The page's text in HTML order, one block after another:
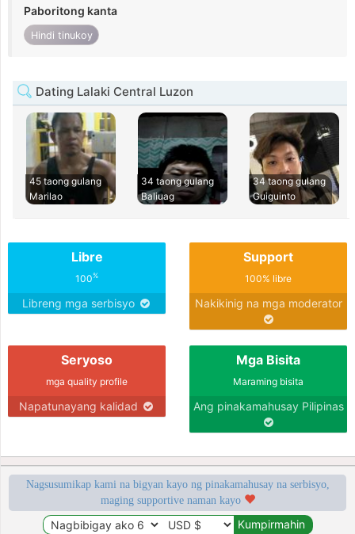
Paboritong kanta
Hindi tinukoy
Dating Lalaki Central Luzon
45 taong gulang
Marilao
34 taong gulang
Baliuag
34 taong gulang
Guiguinto
Libre
100%
Libreng mga serbisyo
Support
100% libre
Nakikinig na mga moderator
Seryoso
mga quality profile
Napatunayang kalidad
Mga Bisita
Maraming bisita
Ang pinakamahusay Pilipinas
Nagsusumikap kami na bigyan kayo ng pinakamahusay na serbisyo,
maging supportive naman kayo